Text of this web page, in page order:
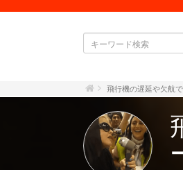
飛行機の遅延や欠航